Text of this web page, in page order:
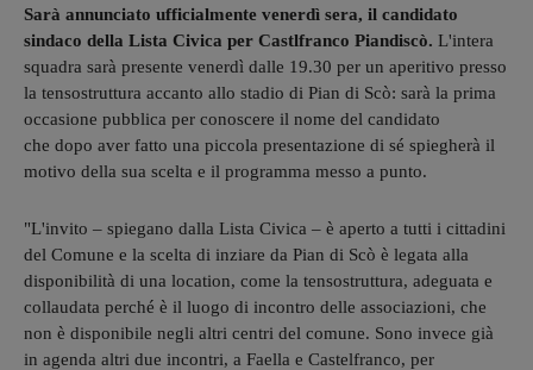
Sarà annunciato ufficialmente venerdì sera, il candidato
sindaco della Lista Civica per Castlfranco Piandiscò. L'intera
squadra sarà presente venerdì dalle 19.30 per un aperitivo presso
la tensostruttura accanto allo stadio di Pian di Scò: sarà la prima
occasione pubblica per conoscere il nome del candidato
che dopo aver fatto una piccola presentazione di sé spiegherà il
motivo della sua scelta e il programma messo a punto.
"L'invito – spiegano dalla Lista Civica – è aperto a tutti i cittadini
del Comune e la scelta di inziare da Pian di Scò è legata alla
disponibilità di una location, come la tensostruttura, adeguata e
collaudata perché è il luogo di incontro delle associazioni, che
non è disponibile negli altri centri del comune. Sono invece già
in agenda altri due incontri, a Faella e Castelfranco, per